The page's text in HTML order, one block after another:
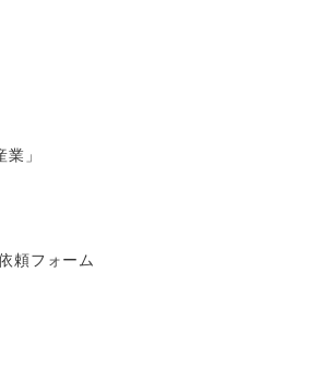
」
頼フォーム